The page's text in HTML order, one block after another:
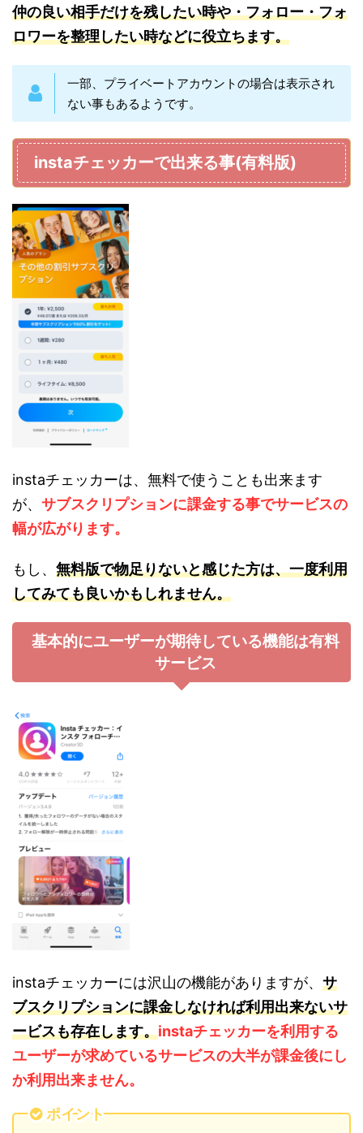
仲の良い相手だけを残したい時や・フォロー・フォ
ロワーを整理したい時などに役立ちます。
一部、プライベートアカウントの場合は表示され
ない事もあるようです。
instaチェッカーで出来る事(有料版)
instaチェッカーは、無料で使うことも出来ます
が、 サブスクリプションに課金する事でサービスの
幅が広がります。
もし、 無料版で物足りないと感じた方は、一度利用
してみても良いかもしれません。
基本的にユーザーが期待している機能は有料
サービス
instaチェッカーには沢山の機能がありますが、 サ
ブスクリプションに課金しなければ利用出来ないサ
ービスも存在します。instaチェッカーを利用する
ユーザーが求めているサービスの大半が課金後にし
か利用出来ません。
ポイント